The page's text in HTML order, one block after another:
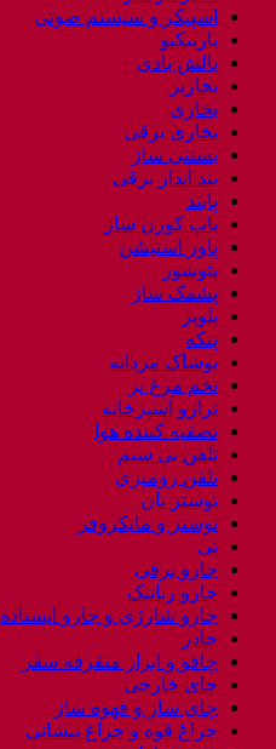
اسپیکر و سیستم صوتی
باربیکیو
بالش بادی
بخارپز
بخاری
بخاری برقی
بستنی ساز
بند انداز برقی
پابند
پاپ کورن ساز
پاور استیشن
پتوشور
پشمک ساز
پلوپز
پنکه
پوشاک مردانه
تخم مرغ پز
ترازو آشپزخانه
تصفیه کننده هوا
تلفن بی سیم
تلفن رومیزی
توستر نان
توستر و مایکروفر
تی
جارو برقی
جارو رباتیک
جارو شارژی و جارو ایستاده
چادر
چاقو و ابزار متفرقه سفر
چای خارجی
چای ساز و قهوه ساز
چراغ قوه و چراغ پیشانی